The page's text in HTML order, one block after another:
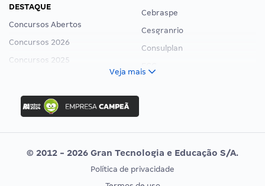
DESTAQUE
Concursos Abertos
Concursos 2026
Concursos 2025
Concurso Ibama
Concurso MPU
Editais publicados
Cebraspe
Cesgranrio
Consulplan
Vunesp
CONCURSOS POR PROFISSÃO
EXAME DE ORDEM
Veja mais
© 2012 - 2026 Gran Tecnologia e Educação S/A.
Política de privacidade